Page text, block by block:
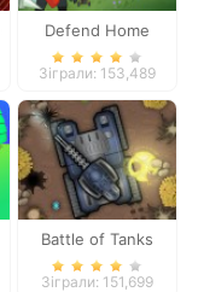
Defend Home
Зіграли: 153,489
Battle of Tanks
Зіграли: 151,699